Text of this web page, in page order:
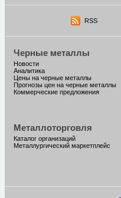
RSS
Черные металлы
Новости
Аналитика
Цены на черные металлы
Прогнозы цен на черные металлы
Коммерческие предложения
Металлоторговля
Каталог организаций
Металлургический маркетплейс